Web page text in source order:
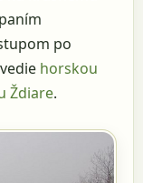
po
horskou
Ždiare.